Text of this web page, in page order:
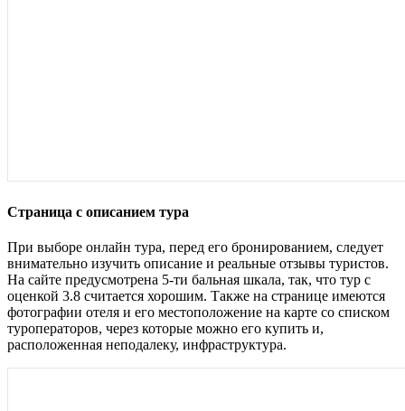
Страница с описанием тура
При выборе онлайн тура, перед его бронированием, следует
внимательно изучить описание и реальные отзывы туристов.
На сайте предусмотрена 5-ти бальная шкала, так, что тур с
оценкой 3.8 считается хорошим. Также на странице имеются
фотографии отеля и его местоположение на карте со списком
туроператоров, через которые можно его купить и,
расположенная неподалеку, инфраструктура.